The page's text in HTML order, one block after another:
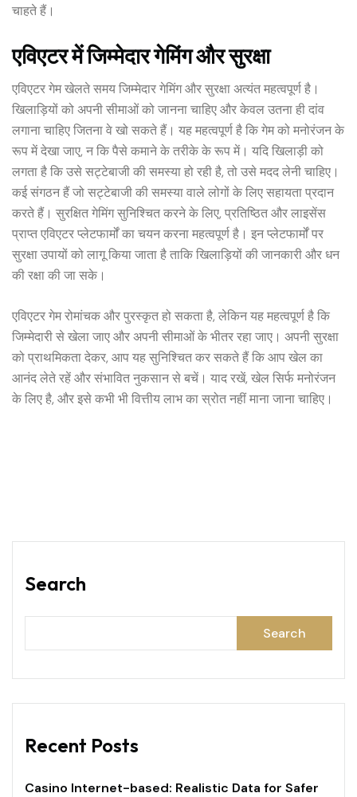
चाहते हैं।
एविएटर में जिम्मेदार गेमिंग और सुरक्षा
एविएटर गेम खेलते समय जिम्मेदार गेमिंग और सुरक्षा अत्यंत महत्वपूर्ण है।
खिलाड़ियों को अपनी सीमाओं को जानना चाहिए और केवल उतना ही दांव
लगाना चाहिए जितना वे खो सकते हैं। यह महत्वपूर्ण है कि गेम को मनोरंजन के
रूप में देखा जाए, न कि पैसे कमाने के तरीके के रूप में। यदि खिलाड़ी को
लगता है कि उसे सट्टेबाजी की समस्या हो रही है, तो उसे मदद लेनी चाहिए।
कई संगठन हैं जो सट्टेबाजी की समस्या वाले लोगों के लिए सहायता प्रदान
करते हैं। सुरक्षित गेमिंग सुनिश्चित करने के लिए, प्रतिष्ठित और लाइसेंस
प्राप्त एविएटर प्लेटफार्मों का चयन करना महत्वपूर्ण है। इन प्लेटफार्मों पर
सुरक्षा उपायों को लागू किया जाता है ताकि खिलाड़ियों की जानकारी और धन
की रक्षा की जा सके।
एविएटर गेम रोमांचक और पुरस्कृत हो सकता है, लेकिन यह महत्वपूर्ण है कि
जिम्मेदारी से खेला जाए और अपनी सीमाओं के भीतर रहा जाए। अपनी सुरक्षा
को प्राथमिकता देकर, आप यह सुनिश्चित कर सकते हैं कि आप खेल का
आनंद लेते रहें और संभावित नुकसान से बचें। याद रखें, खेल सिर्फ मनोरंजन
के लिए है, और इसे कभी भी वित्तीय लाभ का स्रोत नहीं माना जाना चाहिए।
Search
Search
Recent Posts
Casino Internet-based: Realistic Data for Safer